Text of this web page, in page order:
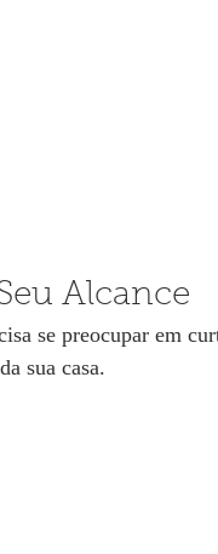
Alcance
se preocupar em
sua casa.